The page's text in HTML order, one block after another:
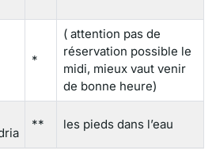
*
( attention pas de
réservation possible le
midi, mieux vaut venir
de bonne heure)
** les pieds dans l’eau